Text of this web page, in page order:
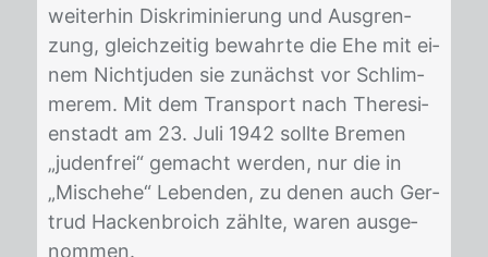
wei­ter­hin Dis­kri­mi­nie­rung und Aus­gren­
zung, gleich­zei­tig be­wahr­te die Ehe mit ei­
nem Nicht­ju­den sie zu­nächst vor Schlim­
me­rem. Mit dem Trans­port nach The­re­si­
en­stadt am 23. Juli 1942 soll­te Bre­men
„ju­den­frei“ ge­macht wer­den, nur die in
„Misch­ehe“ Le­ben­den, zu de­nen auch Ger­
trud Ha­cken­broich zähl­te, wa­ren aus­ge­
nom­men.